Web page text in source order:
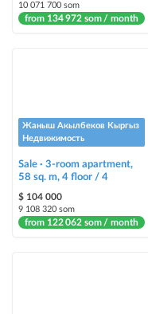
Auto UP
Stickers
and help sell it faster
10 071 700 som
from 134 972 som / month
Жаныш Акылбеков Кыргыз
Недвижимость
Sale · 3-room apartment,
58 sq. m, 4 floor / 4
$ 104 000
9 108 320 som
from 122 062 som / month